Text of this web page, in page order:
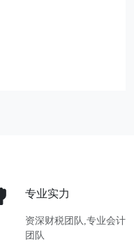
专业实力
资深财税团队,专业会计
团队